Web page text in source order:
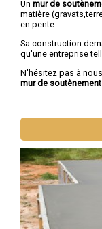
Un mur de
matière
en pente.
Sa construction
qu'une entreprise
N'hésitez pas à
mur de